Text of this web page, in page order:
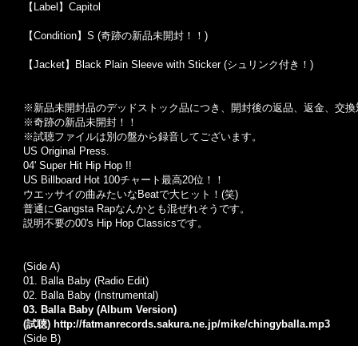
【Label】Capitol
【Condition】S (奇跡の新品未開封！！)
【Jacket】Black Plain Sleeve with Sticker (シュリンク付き！)
※新品未開封品のデッドストック品につき、開封後の返品、返金、交
※奇跡の新品未開封！！
※試聴ファイルは別の盤から録音してございます。
US Original Press.
04' Super Hit Hip Hop !!
US Billboard Hot 100チャート最高20位！！
ウエッサイの曲みたいなBeatで大ヒット！(笑)
普通にGangsta Rapなんかとも混ぜれそうです。
説明不要の00's Hip Hop Classicsです。
(Side A)
01. Balla Baby (Radio Edit)
02. Balla Baby (Instrumental)
03. Balla Baby (Album Version)
(試聴) http://fatmanrecords.sakura.ne.jp/mike/chingyballa.mp3
(Side B)